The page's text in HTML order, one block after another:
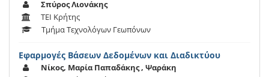
Σπύρος Λιονάκης
ΤΕΙ Κρήτης
Τμήμα Τεχνολόγων Γεωπόνων
Εφαρμογές Βάσεων Δεδομένων και Διαδικτύου
Νίκος, Μαρία Παπαδάκης , Ψαράκη